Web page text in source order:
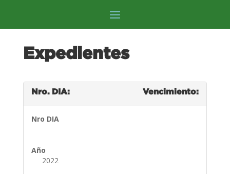
Expedientes
Nro. DIA: Vencimiento:
Nro DIA
Año
2022